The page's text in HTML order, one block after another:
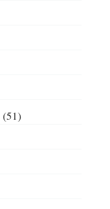
(51)